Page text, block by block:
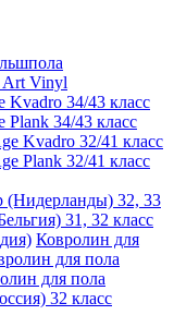
Art Vinyl
34/43 класс
34/43 класс
Kvadro 32/41 класс
Plank 32/41 класс
(Нидерланды) 32, 33
31, 32 класс
Ковролин для
для пола
для пола
32 класс